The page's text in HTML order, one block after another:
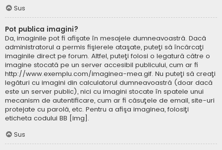
Sus
Pot publica imagini?
Da, imaginile pot fi afişate în mesajele dumneavoastră. Dacă
administratorul a permis fişierele ataşate, puteţi să încărcaţi
imaginile direct pe forum. Altfel, puteţi folosi o legatură către o
imagine stocată pe un server accesibil publicului, cum ar fi
http://www.exemplu.com/imaginea-mea.gif. Nu puteţi să creaţi
legături cu imagini din calculatorul dumneavoastră (doar dacă
este un server public), nici cu imagini stocate în spatele unui
mecanism de autentificare, cum ar fi căsuţele de email, site-uri
protejate cu parolă, etc. Pentru a afişa imaginea, folosiţi
eticheta codului BB [img].
Sus